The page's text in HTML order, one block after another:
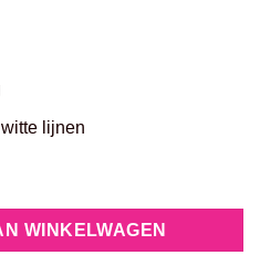
lijnen
WINKELWAGEN